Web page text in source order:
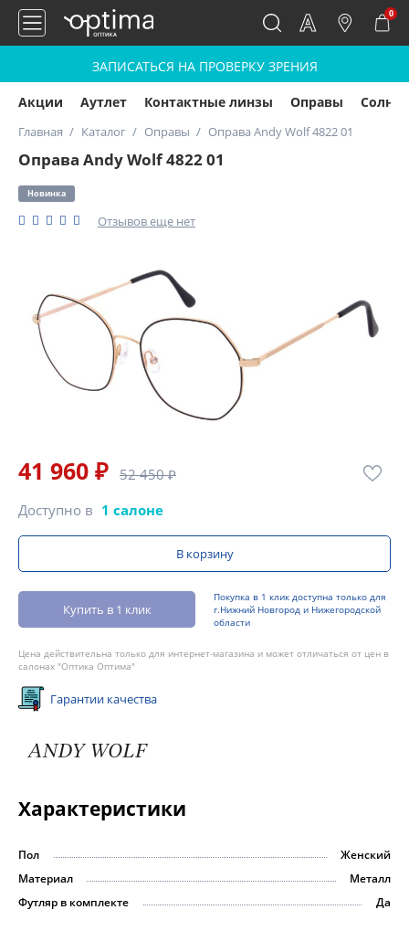
0
ЗАПИСАТЬСЯ НА ПРОВЕРКУ ЗРЕНИЯ
Акции Аутлет Контактные линзы Оправы
Главная Каталог Оправы Оправа Andy Wolf 4822 01
Оправа Andy Wolf 4822 01
Новинка
Отзывов еще нет
41 960 ₽ 52 450 ₽
Доступно в 1 салоне
В корзину
Купить в 1 клик
Покупка в 1 клик доступна только для
г.Нижний Новгород и Нижегородской
области
Цена действительна только для интернет-магазина и может отличаться от цен в
салонах "Оптика Оптима"
Гарантии качества
Характеристики
Пол
Женский
Материал
Металл
Футляр в комплекте
Да